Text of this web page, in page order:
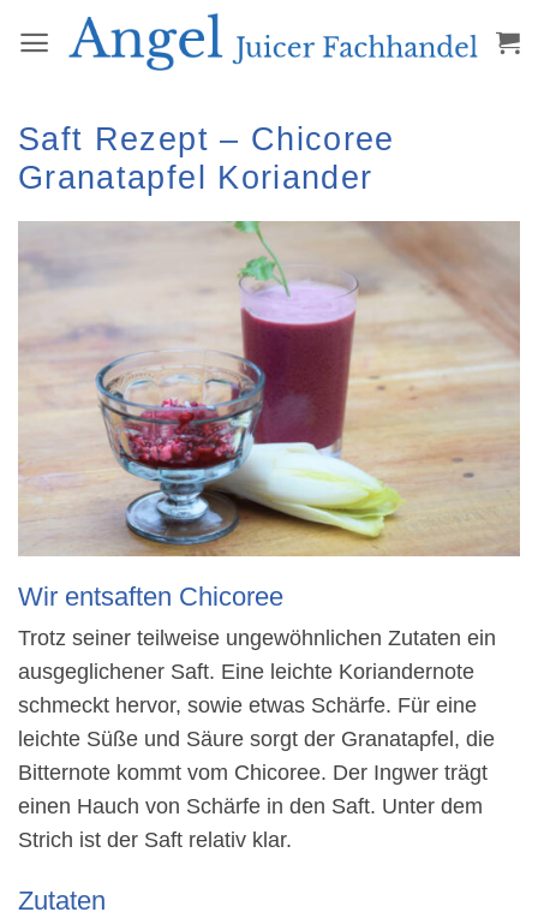
Inhalt
Saft Rezept – Chicoree
Granatapfel Koriander
Wir entsaften Chicoree
Trotz seiner teilweise ungewöhnlichen Zutaten ein
ausgeglichener Saft. Eine leichte Koriandernote
schmeckt hervor, sowie etwas Schärfe. Für eine
leichte Süße und Säure sorgt der Granatapfel, die
Bitternote kommt vom Chicoree. Der Ingwer trägt
einen Hauch von Schärfe in den Saft. Unter dem
Strich ist der Saft relativ klar.
Zutaten